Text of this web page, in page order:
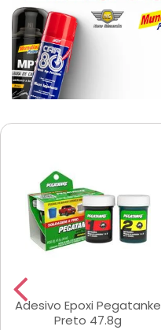
Adesivo Epoxi Pegatanke
Preto 47.8g